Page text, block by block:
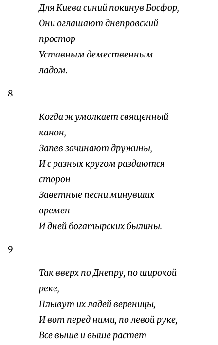
Для Киева синий покинув Босфор,
Они оглашают днепровский
простор
Уставным демественным
ладом.
8
Когда ж умолкает священный
канон,
Запев зачинают дружины,
И с разных кругом раздаются
сторон
Заветные песни минувших
времен
И дней богатырских былины.
9
Так вверх по Днепру, по широкой
реке,
Плывут их ладей вереницы,
И вот перед ними, по левой руке,
Все выше и выше растет